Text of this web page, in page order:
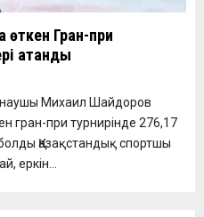
өткен Гран-при
атанды
Михаил Шайдоров
гран-при турнирінде 276,17
Қазақстандық спортшы
еркін...